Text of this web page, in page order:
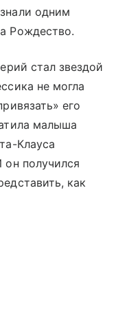
одним
Рождество.
стал звездой
не могла
его
малыша
Клауса
получился
как